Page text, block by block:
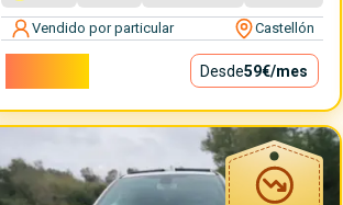
Vendido por particular Castellón
Desde59€/mes